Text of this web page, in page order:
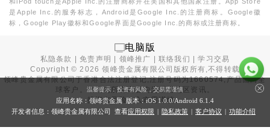
是Apple Inc.的服务标志，Android是Google Inc.的注册商标。Google徽
标，Google Play徽标和Google界面是Google Inc.的商标或注册商标。
电脑版
私隐条款 |免责声明 领峰推广 |联络我们 |学习交易
Copyright ©2026 领峰贵金属有限公司版权所有,不得转载
领峰贵金属有限公司于香港合法注册登记,注册号码为1660574,产品面向全
球客户。本站内所有内容均为香港地区资讯。
投资有风险，入市需谨慎。
温馨提示：投资有风险，交易需谨慎
应用名称：领峰贵金属 版本：iOS 1.0.0/Android 6.1.4
开发者信息：领峰贵金属有限公司 查看应用权限 | 隐私政策 | 客户协议 | 功能介绍